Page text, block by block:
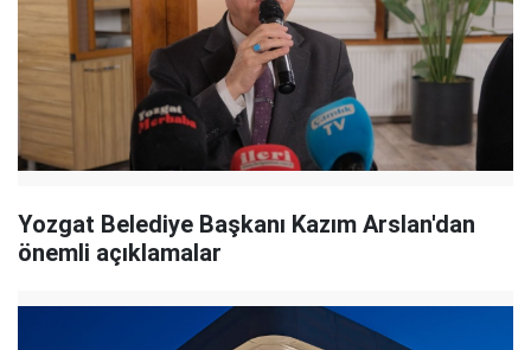
Yozgat Belediye Başkanı Kazım Arslan'dan
önemli açıklamalar